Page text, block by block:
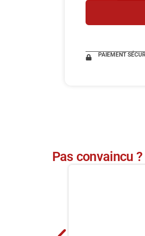
PAIEMENT
Pas convaincu